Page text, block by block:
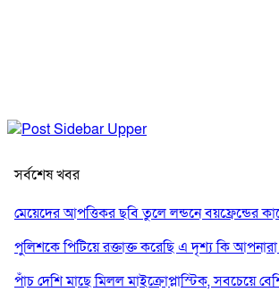
সর্বশেষ খবর
মেয়েদের আপত্তিকর ছবি তুলে লন্ডনে বয়ফ্রেন্ডের
পুলিশকে পিটিয়ে রক্তাক্ত করেছি এ দৃশ্য কি
পাঁচ দেশি মাছে মিলল মাইক্রোপ্লাস্টিক, সবচেয়ে